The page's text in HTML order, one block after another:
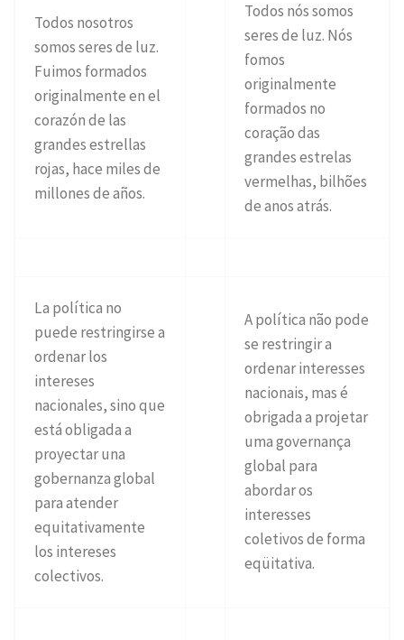
Todos nosotros
somos seres de luz.
Fuimos formados
originalmente en el
corazón de las
grandes estrellas
rojas, hace miles de
millones de años.
Todos nós somos
seres de luz. Nós
fomos
originalmente
formados no
coração das
grandes estrelas
vermelhas, bilhões
de anos atrás.
La política no
puede restringirse a
ordenar los
intereses
nacionales, sino que
está obligada a
proyectar una
gobernanza global
para atender
equitativamente
los intereses
colectivos.
A política não pode
se restringir a
ordenar interesses
nacionais, mas é
obrigada a projetar
uma governança
global para
abordar os
interesses
coletivos de forma
eqüitativa.